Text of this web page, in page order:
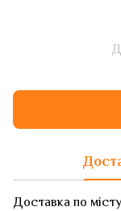
Доставка по